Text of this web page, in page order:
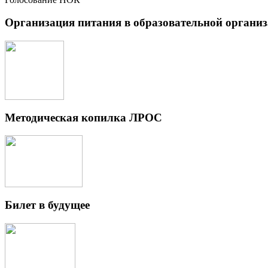
Организация питания в образовательной
Методическая копилка ЛРОС
Билет в будущее